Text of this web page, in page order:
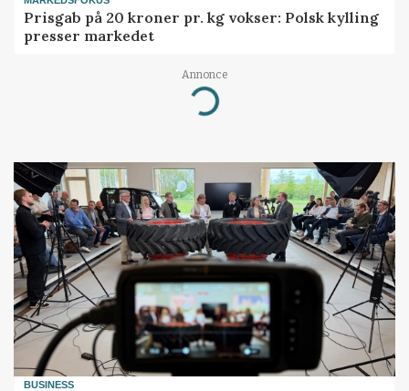
Prisgab på 20 kroner pr. kg vokser: Polsk kylling
presser markedet
Annonce
Loading...
BUSINESS